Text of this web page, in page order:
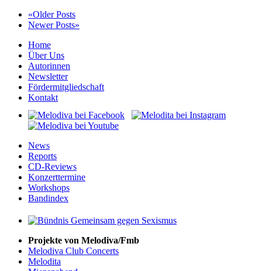
«Older Posts
Newer Posts»
Home
Über Uns
Autorinnen
Newsletter
Fördermitgliedschaft
Kontakt
News
Reports
CD-Reviews
Konzerttermine
Workshops
Bandindex
Projekte von Melodiva/Fmb
Melodiva Club Concerts
Melodita